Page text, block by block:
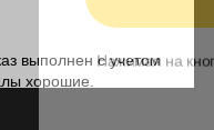
выполнен с учетом
хорошие.